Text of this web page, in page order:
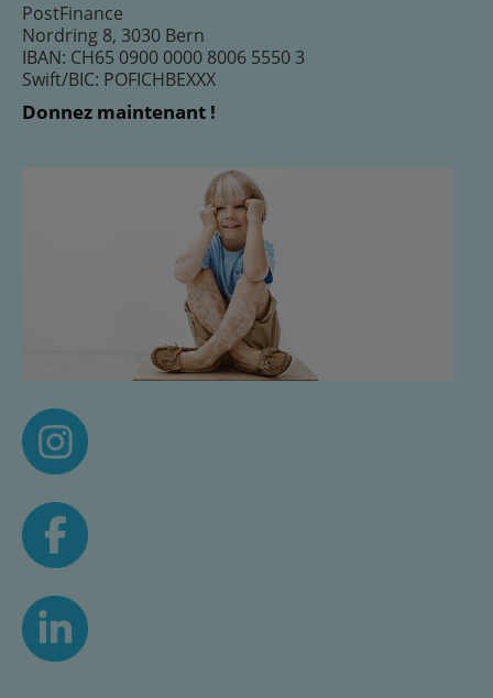
PostFinance
Nordring 8, 3030 Bern
IBAN: CH65 0900 0000 8006 5550 3
Swift/BIC: POFICHBEXXX
Donnez maintenant !